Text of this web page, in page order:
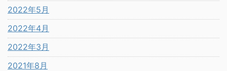
2022年5月
2022年4月
2022年3月
2021年8月